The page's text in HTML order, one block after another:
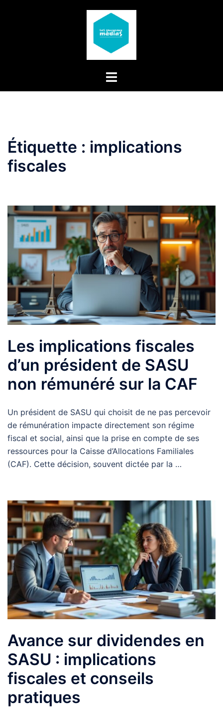
Étiquette : implications
fiscales
Les implications fiscales
d’un président de SASU
non rémunéré sur la CAF
Un président de SASU qui choisit de ne pas percevoir
de rémunération impacte directement son régime
fiscal et social, ainsi que la prise en compte de ses
ressources pour la Caisse d’Allocations Familiales
(CAF). Cette décision, souvent dictée par la …
Avance sur dividendes en
SASU : implications
fiscales et conseils
pratiques